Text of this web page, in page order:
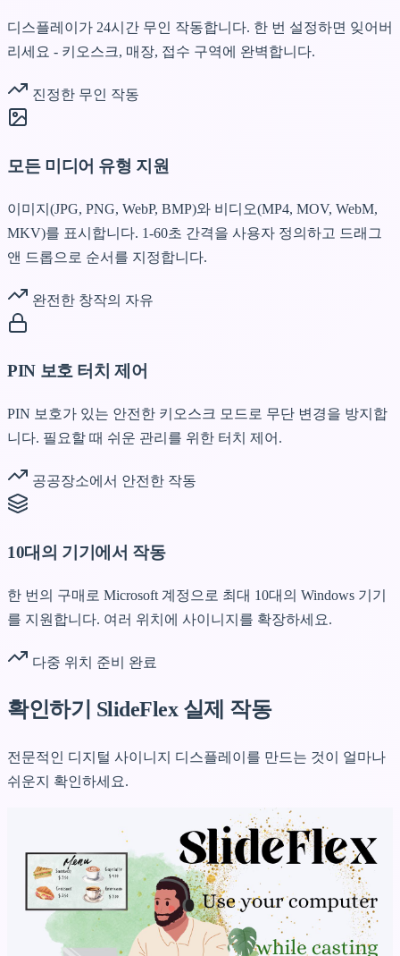
디스플레이가 24시간 무인 작동합니다. 한 번 설정하면 잊어버
리세요 - 키오스크, 매장, 접수 구역에 완벽합니다.
진정한 무인 작동
모든 미디어 유형 지원
이미지(JPG, PNG, WebP, BMP)와 비디오(MP4, MOV, WebM,
MKV)를 표시합니다. 1-60초 간격을 사용자 정의하고 드래그
앤 드롭으로 순서를 지정합니다.
완전한 창작의 자유
PIN 보호 터치 제어
PIN 보호가 있는 안전한 키오스크 모드로 무단 변경을 방지합
니다. 필요할 때 쉬운 관리를 위한 터치 제어.
공공장소에서 안전한 작동
10대의 기기에서 작동
한 번의 구매로 Microsoft 계정으로 최대 10대의 Windows 기기
를 지원합니다. 여러 위치에 사이니지를 확장하세요.
다중 위치 준비 완료
확인하기 SlideFlex 실제 작동
전문적인 디지털 사이니지 디스플레이를 만드는 것이 얼마나
쉬운지 확인하세요.